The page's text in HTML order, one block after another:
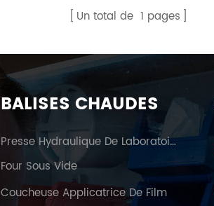
Un total de 1 pages
BALISES CHAUDES
Presse Hydraulique De Laboratoire
Four Sous Vide
Coucheuse Applicatrice De Film